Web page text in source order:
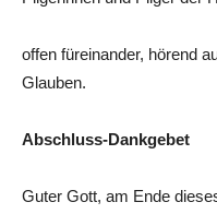
offen füreinander, hörend
Glauben.
Abschluss-Dankgebet
Guter Gott, am Ende